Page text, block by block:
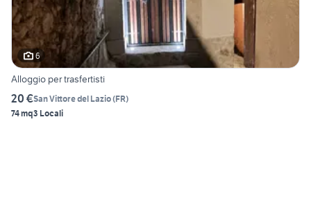
6
Alloggio per trasfertisti
20 €San Vittore del Lazio(FR)
74 mq3 Locali